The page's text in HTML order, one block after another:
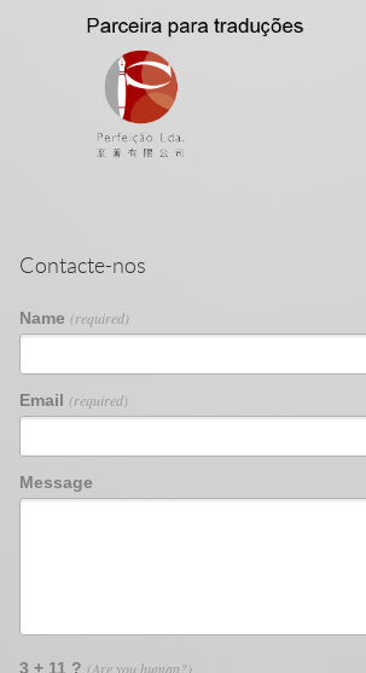
Contacte-nos
Name (required)
Email (required)
Message
3 + 11 ? (Are you human?)